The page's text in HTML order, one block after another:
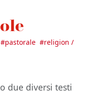
#pastorale #religion /
due diversi testi